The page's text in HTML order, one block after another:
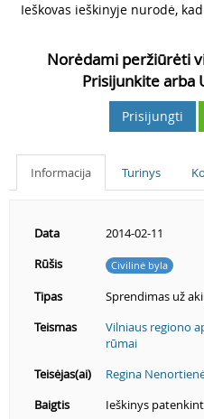
Ieškovas ieškinyje nurodė,
Norėdami peržiūrėti
Prisijunkite arba
Prisijungti
Informacija Turinys
Data
2014-02-11
Rūšis
Civilinė byla
Tipas
Sprendimas už
Teismas
Vilniaus regiono
rūmai
Teisėjas(ai)
Regina
Baigtis
Ieškinys